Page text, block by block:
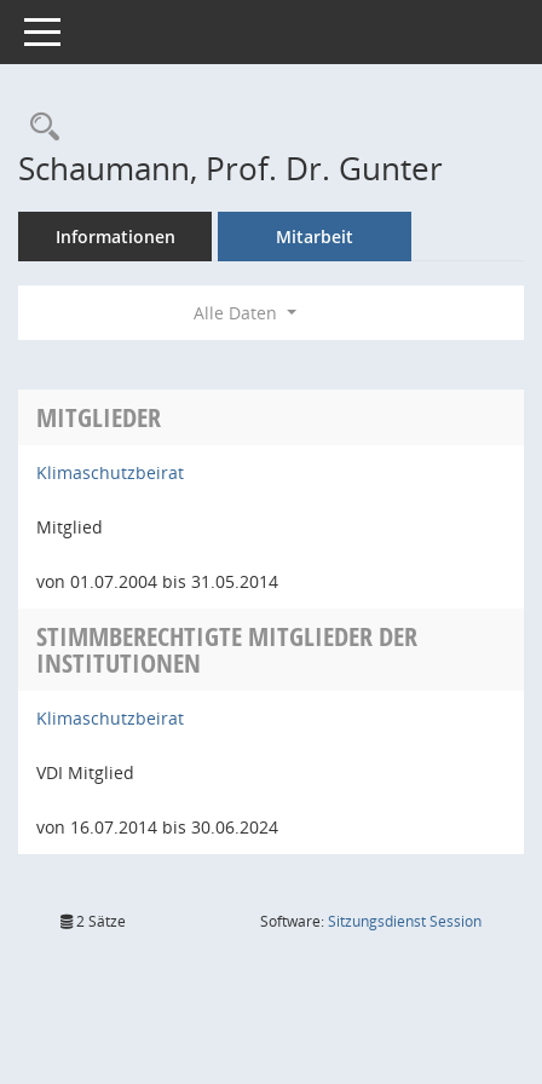
Toggle navigation
Rechercheauswahl
Schaumann, Prof. Dr. Gunter
Informationen Mitarbeit
Alle Daten
MITGLIEDER
Klimaschutzbeirat
Mitglied
von 01.07.2004 bis 31.05.2014
STIMMBERECHTIGTE MITGLIEDER DER
INSTITUTIONEN
Klimaschutzbeirat
VDI Mitglied
von 16.07.2014 bis 30.06.2024
2 Sätze Software:SitzungsdienstSession(Wird in